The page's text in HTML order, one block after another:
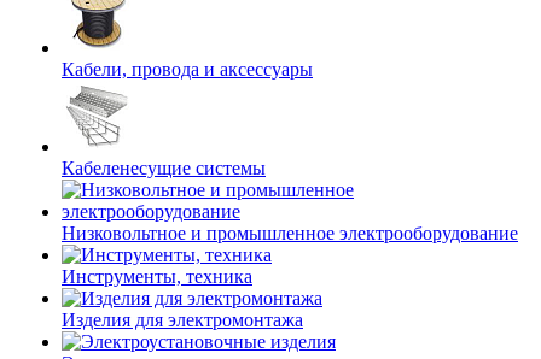
Кабели, провода и аксессуары
Кабеленесущие системы
Низковольтное и промышленное электрооборудование
Инструменты, техника
Изделия для электромонтажа